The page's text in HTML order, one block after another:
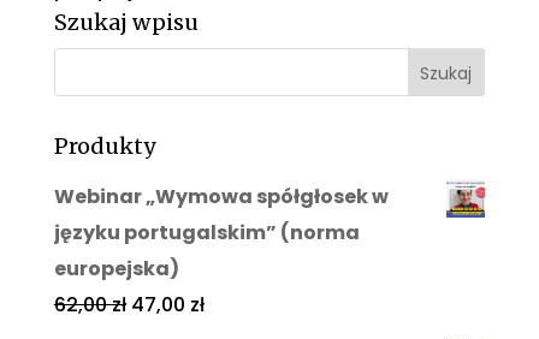
Szukaj wpisu
Produkty
Webinar „Wymowa spółgłosek w
języku portugalskim” (norma
europejska)
62,00zł 47,00 zł